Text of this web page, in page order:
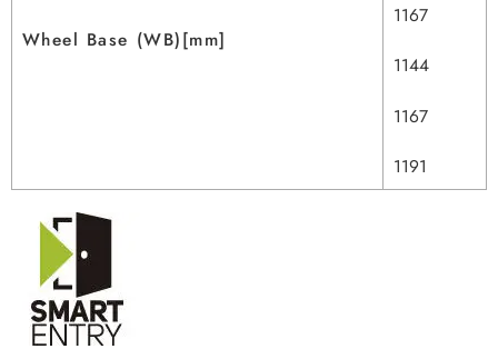
Wheel Base (WB)[mm]
1167
1144
1167
1191